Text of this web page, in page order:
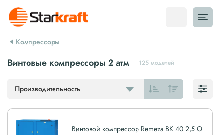
Компрессоры
Винтовые компрессоры 2 атм 125 моделей
Производительность
Винтовой компрессор Remeza ВК 40 2,5 О